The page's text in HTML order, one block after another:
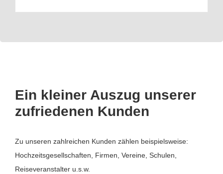
Ein kleiner Auszug unserer
zufriedenen Kunden
Zu unseren zahlreichen Kunden zählen beispielsweise:
Hochzeitsgesellschaften, Firmen, Vereine, Schulen,
Reiseveranstalter u.s.w.